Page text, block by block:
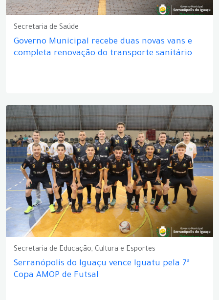
Secretaria de Saúde
Governo Municipal recebe duas novas vans e
completa renovação do transporte sanitário
Secretaria de Educação, Cultura e Esportes
Serranópolis do Iguaçu vence Iguatu pela 7ª
Copa AMOP de Futsal